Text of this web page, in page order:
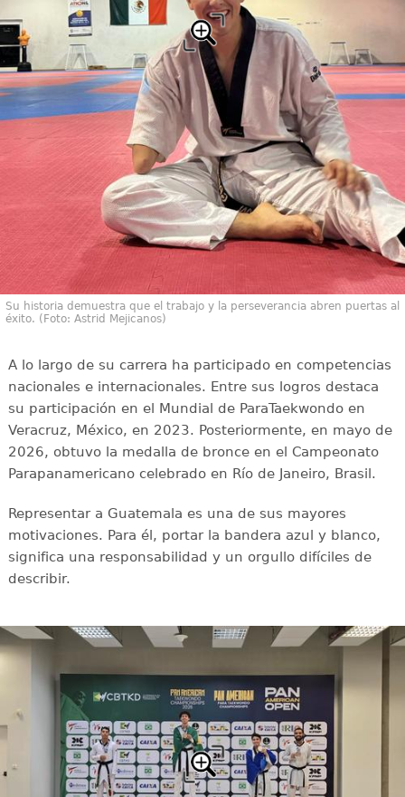
Su historia demuestra que el trabajo y la perseverancia abren puertas al
éxito. (Foto: Astrid Mejicanos)
A lo largo de su carrera ha participado en competencias
nacionales e internacionales. Entre sus logros destaca
su participación en el Mundial de ParaTaekwondo en
Veracruz, México, en 2023. Posteriormente, en mayo de
2026, obtuvo la medalla de bronce en el Campeonato
Parapanamericano celebrado en Río de Janeiro, Brasil.
Representar a Guatemala es una de sus mayores
motivaciones. Para él, portar la bandera azul y blanco,
significa una responsabilidad y un orgullo difíciles de
describir.